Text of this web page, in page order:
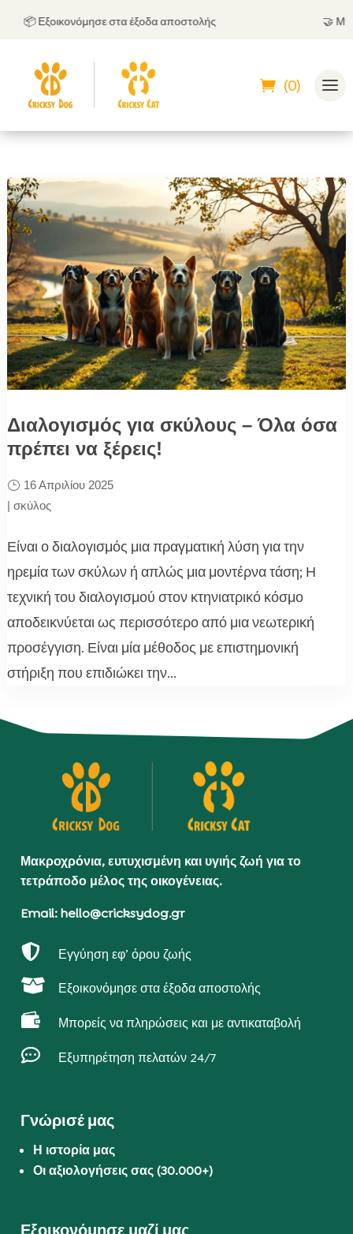
📦 Εξοικονόμησε στα έξοδα αποστολής
(0)
Διαλογισμός για σκύλους – Όλα όσα
πρέπει να ξέρεις!
16 Απριλίου 2025
| σκύλος
Είναι ο διαλογισμός μια πραγματική λύση για την
ηρεμία των σκύλων ή απλώς μια μοντέρνα τάση; Η
τεχνική του διαλογισμού στον κτηνιατρικό κόσμο
αποδεικνύεται ως περισσότερο από μια νεωτερική
προσέγγιση. Είναι μία μέθοδος με επιστημονική
στήριξη που επιδιώκει την...
Μακροχρόνια, ευτυχισμένη και υγιής ζωή για το
τετράποδο μέλος της οικογένειας.
Email: hello@cricksydog.gr
 Εγγύηση εφ’ όρου ζωής
 Εξοικονόμησε στα έξοδα αποστολής
 Μπορείς να πληρώσεις και με αντικαταβολή
 Εξυπηρέτηση πελατών 24/7
Γνώρισέ μας
Η ιστορία μας
Οι αξιολογήσεις σας (30.000+)